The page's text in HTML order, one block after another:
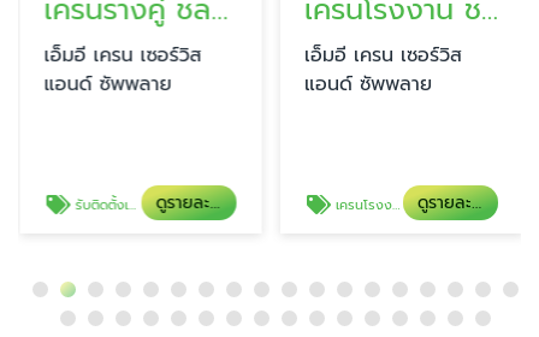
เครนรางคู่ ชลบุรี
เอ็มอี เครน เซอร์วิส
แอนด์ ซัพพลาย
รับติดตั้งเครนรางคู่ ดูรายละเอียด
เครนโรงงาน ชลบุรี
เอ็มอี เครน เซอร์วิส
แอนด์ ซัพพลาย
เครนโรงงาน ดูรายละเอียด